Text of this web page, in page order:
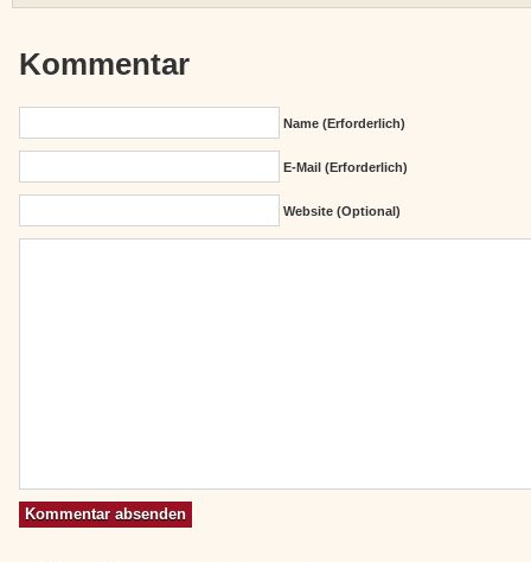
Kommentar
Name (erforderlich)
E-Mail (erforderlich)
Website (Optional)